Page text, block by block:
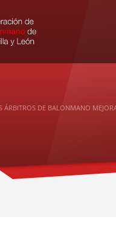
ÁRBITROS DE BALONMANO